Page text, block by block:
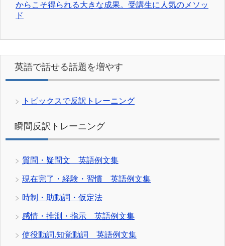
からこそ得られる大きな成果。受講生に人気のメソッ
ド
英語で話せる話題を増やす
トピックスで反訳トレーニング
瞬間反訳トレーニング
質問・疑問文 英語例文集
現在完了・経験・習慣 英語例文集
時制・助動詞・仮定法
感情・推測・指示 英語例文集
使役動詞.知覚動詞 英語例文集